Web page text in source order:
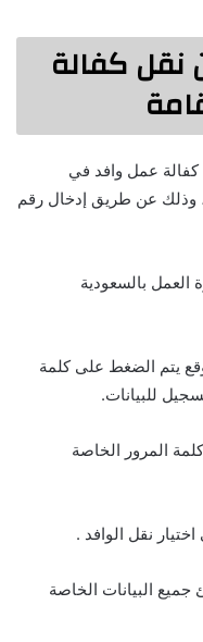
نقل كفالة
كفالة عمل وافد في
، وذلك عن طريق إدخال رقم
العمل بالسعودية
يتم الضغط على كلمة
للبيانات.
المرور الخاصة
نقل الوافد .
البيانات الخاصة